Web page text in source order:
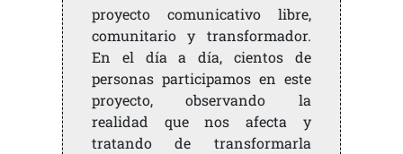
proyecto comunicativo libre,
comunitario y transformador.
En el día a día, cientos de
personas participamos en este
proyecto, observando la
realidad que nos afecta y
tratando de transformarla